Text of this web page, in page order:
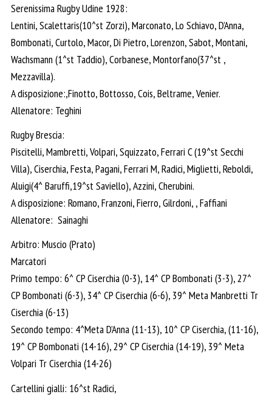
Serenissima Rugby Udine 1928:
Lentini, Scalettaris(10^st Zorzi), Marconato, Lo Schiavo, D’Anna,
Bombonati, Curtolo, Macor, Di Pietro, Lorenzon, Sabot, Montani,
Wachsmann (1^st Taddio), Corbanese, Montorfano(37^st ,
Mezzavilla).
A disposizione:,Finotto, Bottosso, Cois, Beltrame, Venier.
Allenatore: Teghini
Rugby Brescia:
Piscitelli, Mambretti, Volpari, Squizzato, Ferrari C (19^st Secchi
Villa), Ciserchia, Festa, Pagani, Ferrari M, Radici, Miglietti, Reboldi,
Aluigi(4^ Baruffi,19^st Saviello), Azzini, Cherubini.
A disposizione: Romano, Franzoni, Fierro, Gilrdoni, , Faffiani
Allenatore: Sainaghi
Arbitro: Muscio (Prato)
Marcatori
Primo tempo: 6^ CP Ciserchia (0-3), 14^ CP Bombonati (3-3), 27^
CP Bombonati (6-3), 34^ CP Ciserchia (6-6), 39^ Meta Manbretti Tr
Ciserchia (6-13)
Secondo tempo: 4^Meta D’Anna (11-13), 10^ CP Ciserchia, (11-16),
19^ CP Bombonati (14-16), 29^ CP Ciserchia (14-19), 39^ Meta
Volpari Tr Ciserchia (14-26)
Cartellini gialli: 16^st Radici,